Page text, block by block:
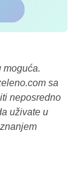
moguća.
sa
neposredno
uživate u